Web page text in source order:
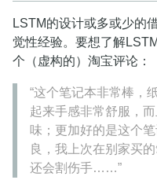
LSTM的设计或多或少的
觉性经验。要想了解
个（虚构的）淘宝评论：
“这个笔记本非常棒，
起来手感非常舒服，
味；更加好的是这个
良，我上次在别家买
还会割伤手……”